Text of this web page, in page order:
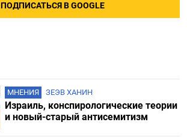
ПОДПИСАТЬСЯ В GOOGLE
МНЕНИЯ ЗЕЭВ ХАНИН
Израиль, конспирологические теории
и новый-старый антисемитизм